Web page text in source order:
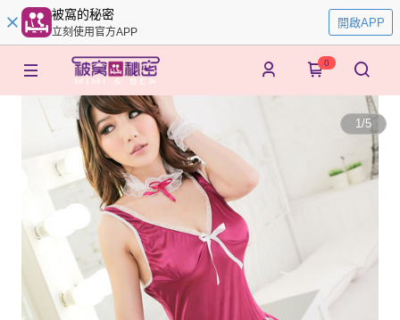
被窩的秘密
立刻使用官方APP
開啟APP
0
1/5